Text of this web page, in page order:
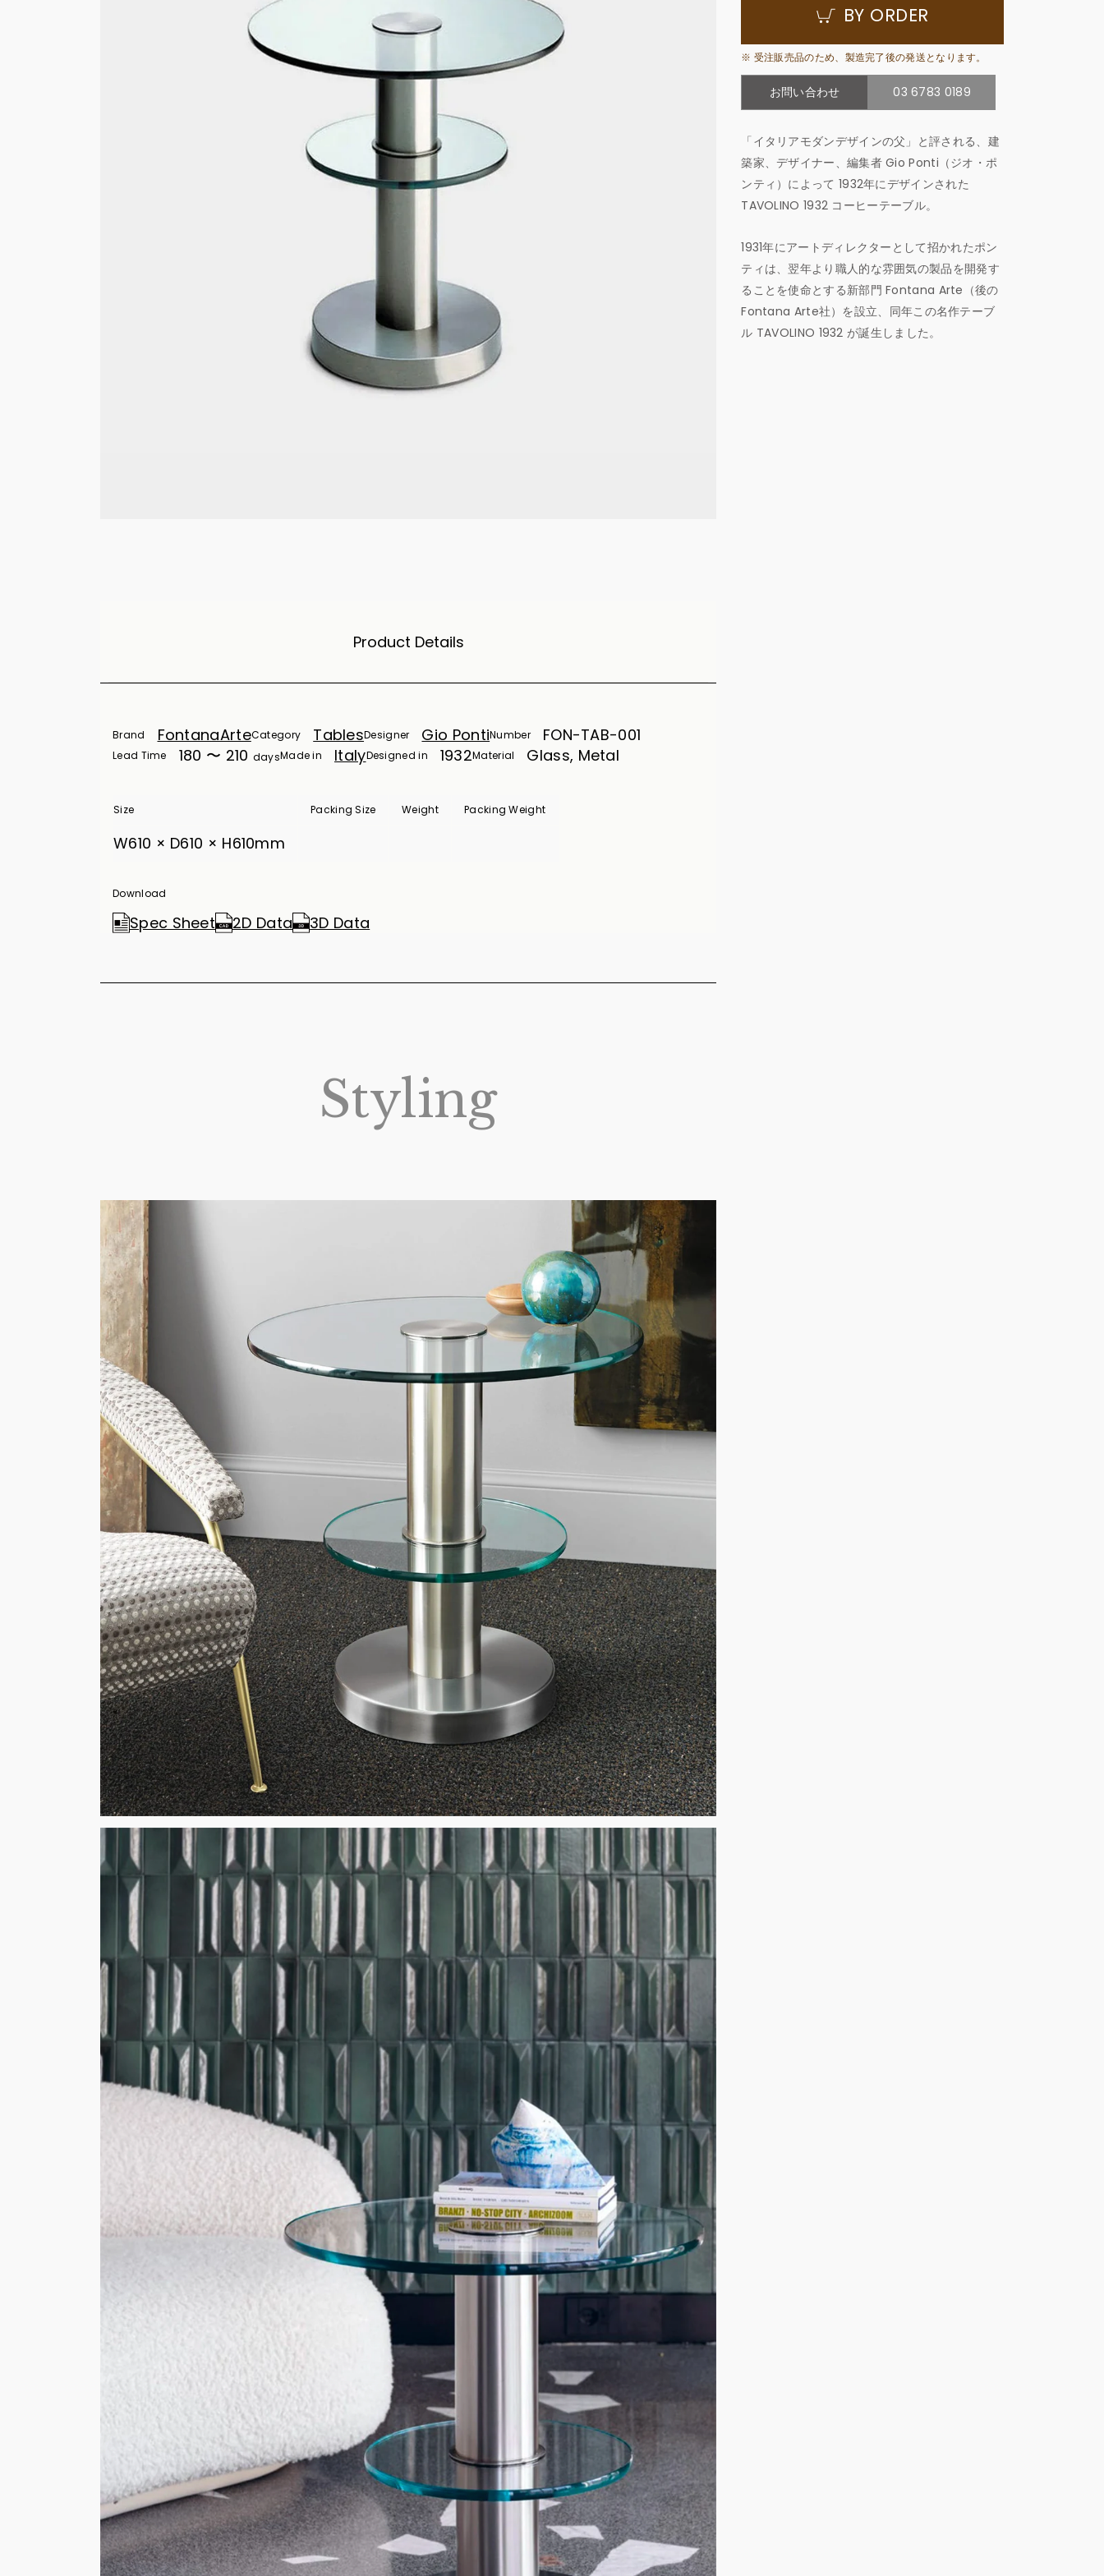
BY ORDER
※ 受注販売品のため、製造完了後の発送となります。
お問い合わせ 03 6783 0189
「イタリアモダンデザインの父」と評される、建
築家、デザイナー、編集者 Gio Ponti（ジオ・ポ
ンティ）によって 1932年にデザインされた
TAVOLINO 1932 コーヒーテーブル。
1931年にアートディレクターとして招かれたポン
ティは、翌年より職人的な雰囲気の製品を開発す
ることを使命とする新部門 Fontana Arte（後の
Fontana Arte社）を設立、同年この名作テーブ
ル TAVOLINO 1932 が誕生しました。
Product Details
Brand FontanaArteCategory TablesDesigner Gio PontiNumber FON-TAB-001
Lead Time 180 〜 210 daysMade in ItalyDesigned in 1932Material Glass, Metal
Size Packing Size Weight Packing Weight
W610 × D610 × H610mm
Download
Spec Sheet 2D Data 3D Data
Styling